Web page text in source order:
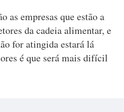
as empresas que estão a
da cadeia alimentar, e
for atingida estará lá
é que será mais difícil